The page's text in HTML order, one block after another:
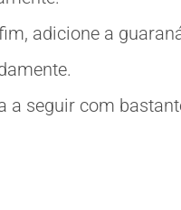
adicione a
a seguir com